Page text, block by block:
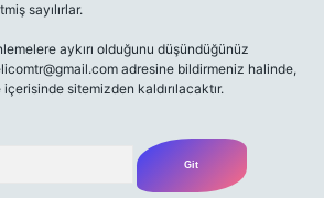
sayılırlar.
aykırı olduğunu düşündüğünüz
adresine bildirmeniz halinde,
sitemizden kaldırılacaktır.